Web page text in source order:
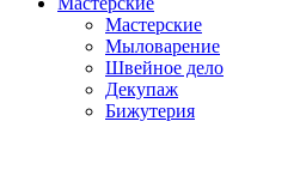
Мастерские
Мыловарение
Швейное дело
Декупаж
Бижутерия